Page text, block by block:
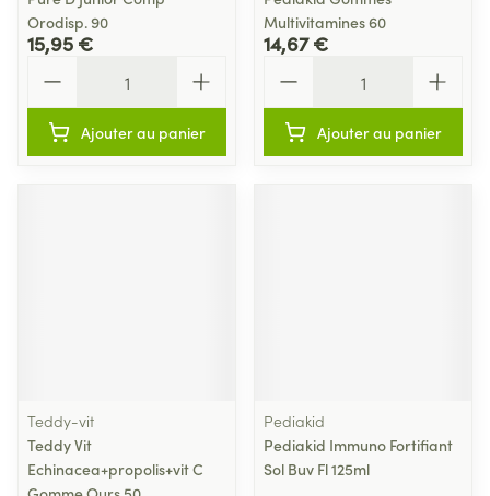
Orodisp. 90
15,95 €
Ajouter au panier
Multivitamines 60
14,67 €
Ajouter au panier
Teddy-vit
Teddy Vit
Echinacea+propolis+vit C
Pediakid
Pediakid Immuno Fortifiant
Sol Buv Fl 125ml